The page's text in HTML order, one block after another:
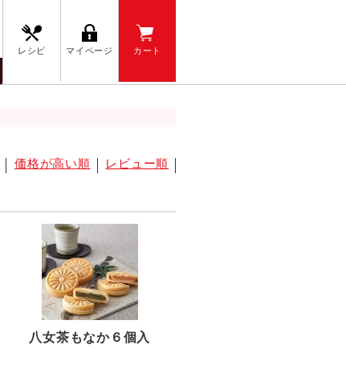
レシピ マイページ カート
価格が高い順 レビュー順
八女茶もなか６個入